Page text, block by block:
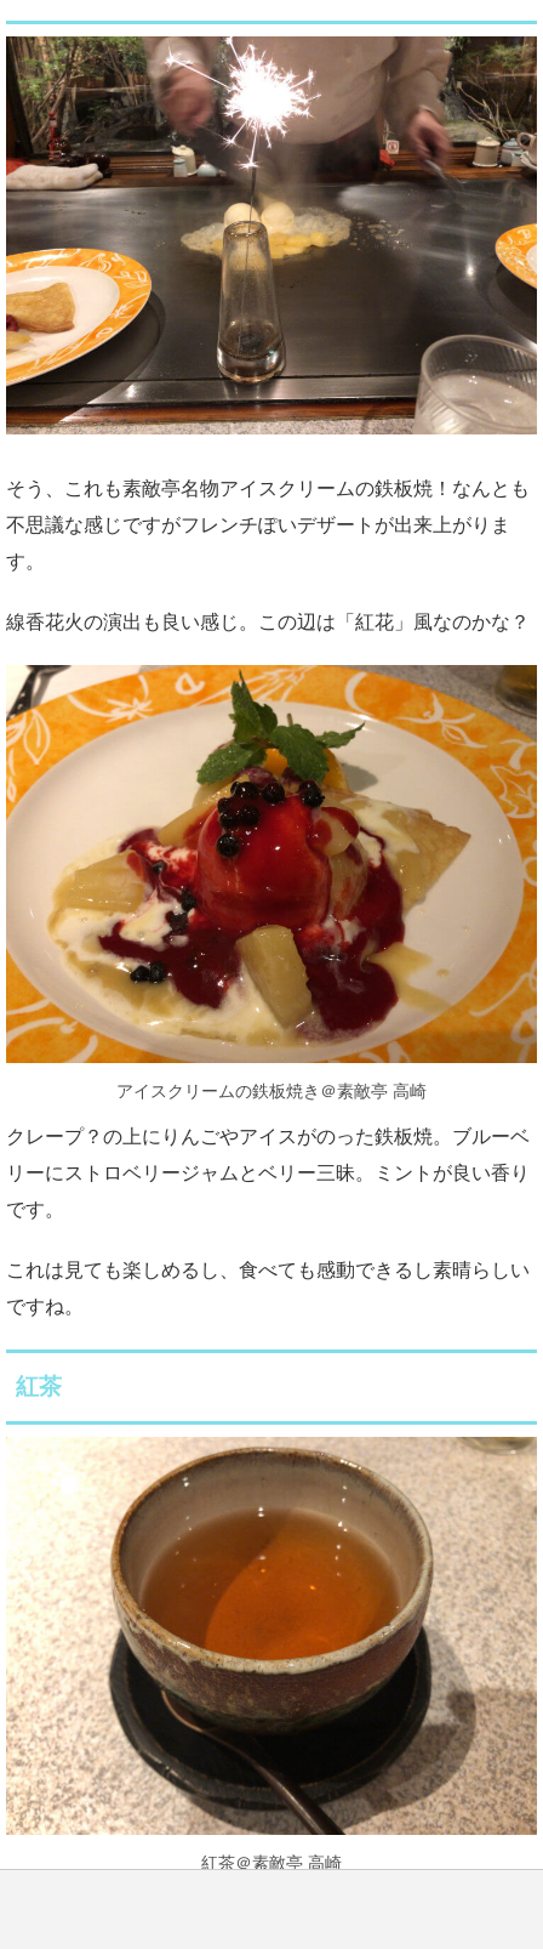
そう、これも素敵亭名物アイスクリームの鉄板焼！なんとも
不思議な感じですがフレンチぽいデザートが出来上がりま
す。
線香花火の演出も良い感じ。この辺は「紅花」風なのかな？
アイスクリームの鉄板焼き＠素敵亭 高崎
クレープ？の上にりんごやアイスがのった鉄板焼。ブルーベ
リーにストロベリージャムとベリー三昧。ミントが良い香り
です。
これは見ても楽しめるし、食べても感動できるし素晴らしい
ですね。
紅茶
紅茶＠素敵亭 高崎